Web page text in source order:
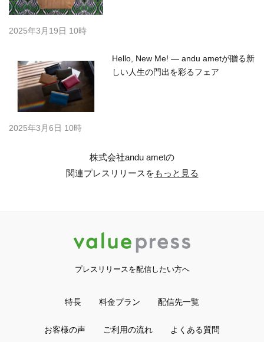
2025年3月19日 10時
Hello, New Me! — andu ametが贈る新
しい人生の門出を彩るフェア
2025年3月6日 10時
株式会社andu ametの
関連プレスリリースをもっと見る
プレスリリースを配信したい方へ
特長 料金プラン 配信先一覧
お客様の声 ご利用の流れ よくある質問